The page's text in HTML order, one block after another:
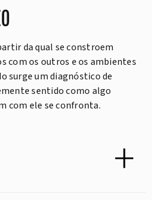
da qual se constroem
com os outros e os ambientes
surge um diagnóstico de
sentido como algo
com ele se confronta.